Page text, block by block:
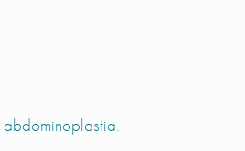
abdominoplastia.